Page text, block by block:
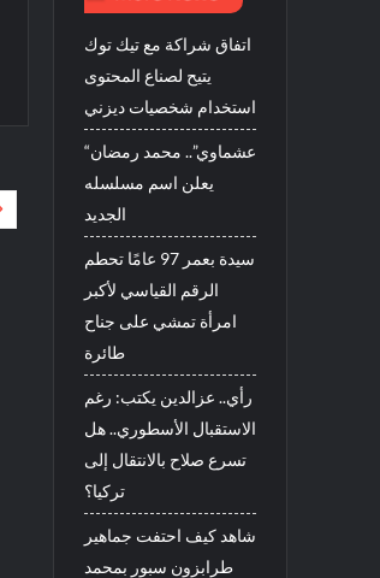
اتفاق شراكة مع تيك توك
يتيح لصناع المحتوى
استخدام شخصيات ديزني
“عشماوي”.. محمد رمضان
يعلن اسم مسلسله
الجديد
سيدة بعمر 97 عامًا تحطم
الرقم القياسي لأكبر
امرأة تمشي على جناح
طائرة
رأي.. عزالدين يكتب: رغم
الاستقبال الأسطوري.. هل
تسرع صلاح بالانتقال إلى
تركيا؟
شاهد كيف احتفت جماهير
طرابزون سبور بمحمد